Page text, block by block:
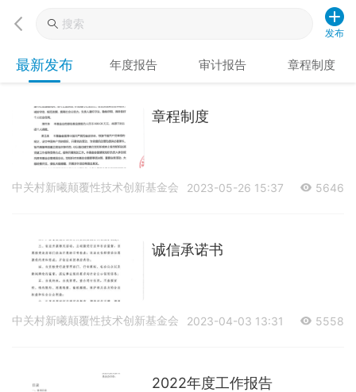
发布
最新发布 年度报告 审计报告 章程制度
章程制度
中关村新曦颠覆性技术创新基金会 2023-05-26 15:37 5646
诚信承诺书
中关村新曦颠覆性技术创新基金会 2023-04-03 13:31 5558
2022年度工作报告